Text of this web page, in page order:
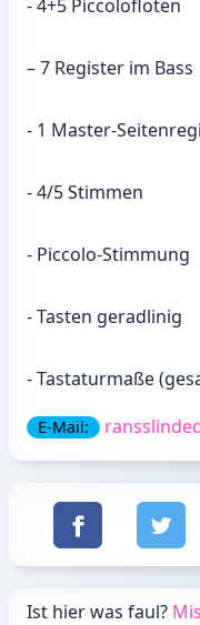
- 4+5 Piccoloflöten
– 7 Register im Bass
- 1 Master-
- 4/5 Stimmen
- Piccolo-Stimmung
- Tasten geradlinig
- Tastaturmaße
E-Mail:
Ist hier was faul?